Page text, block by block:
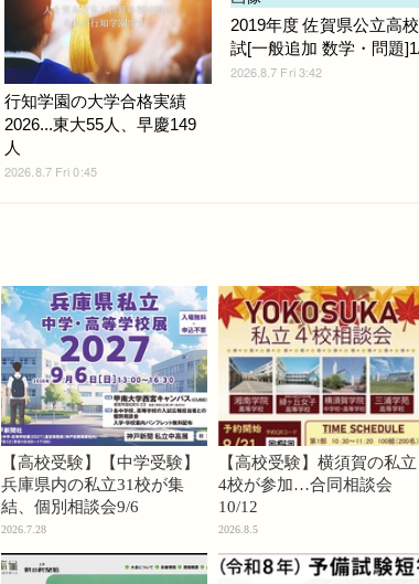
行知学園の大学合格実績
2026...東大55人、早慶149
人
2026.8.7 Fri 0:45
2019年度 佐賀県公立高
試[一般追加 数学・問題
2026.8.7 Fri 3:42
【高校受験】【中学受験】
兵庫県内の私立31校が集
結、個別相談会9/6
2026.7.28
【高校受験】横須賀の私立
4校が参加…合同相談会
10/12
2026.8.5